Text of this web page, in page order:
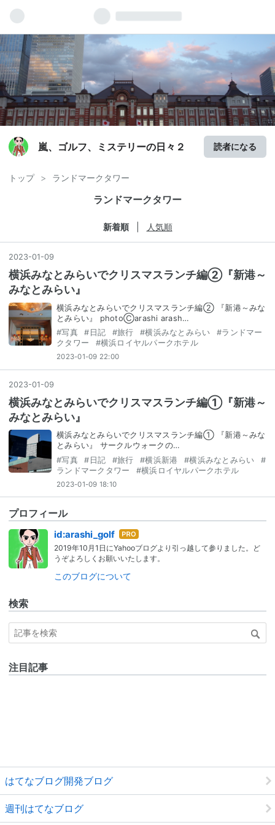
嵐、ゴルフ、ミステリーの日々２ 読者になる
トップ > ランドマークタワー
ランドマークタワー
新着順 人気順
2023-01 -09
横浜みなとみらいでクリスマスランチ編②『新港～
みなとみらい』
横浜みなとみらいでクリスマスランチ編② 『新港～みな
とみらい』 photoⒸarashi arash…
#写真 # 日記 #旅行 #横浜みなとみらい #ランドマー
クタワー
#横浜ロイヤルパークホテル
2023-01-09 22:00
2023-01-09
横浜みなとみらいでクリスマスランチ編①『新港～
みなとみらい』
横浜みなとみらいでクリスマスランチ編① 『新港～みな
とみらい』 サークルウォークの…
#写真 # 日記 #旅行 #横浜新港 #横浜みなとみらい
#
ランドマークタワー
#横浜ロイヤルパークホテル
2023-01-09 18:10
プロフィール
id:arashi_golf はて
なブ
ログ
2019年10月1日にYahooブログより引っ越して参りました。ど
うぞよろしくお願いいたします。
このブログについて
検索
注目記事
はてなブログ開発ブログ
週刊はてなブログ